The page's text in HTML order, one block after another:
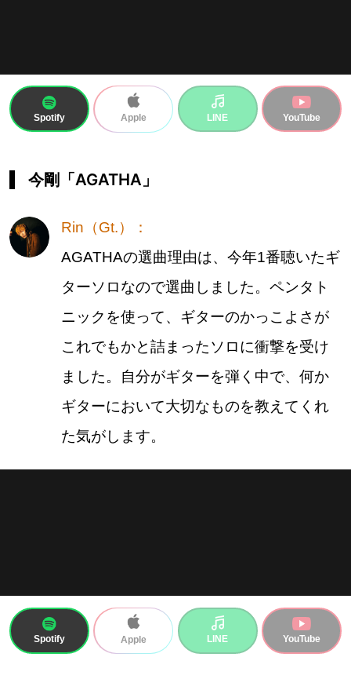
Spotify Apple LINE YouTube
今剛「AGATHA」
Rin（Gt.）：
AGATHAの選曲理由は、今年1番聴いたギ
ターソロなので選曲しました。ペンタト
ニックを使って、ギターのかっこよさが
これでもかと詰まったソロに衝撃を受け
ました。自分がギターを弾く中で、何か
ギターにおいて大切なものを教えてくれ
た気がします。
Spotify Apple LINE YouTube